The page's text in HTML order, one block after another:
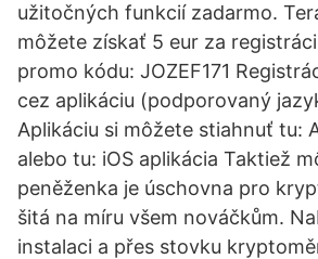
užitočných funkcií zadarmo.
môžete získať 5 eur za
promo kódu: JOZEF171
cez aplikáciu (podporovaný
Aplikáciu si môžete stiahnuť tu:
alebo tu: iOS aplikácia Taktiež
peněženka je úschovna pro
šitá na míru všem nováčkům.
instalaci a přes stovku